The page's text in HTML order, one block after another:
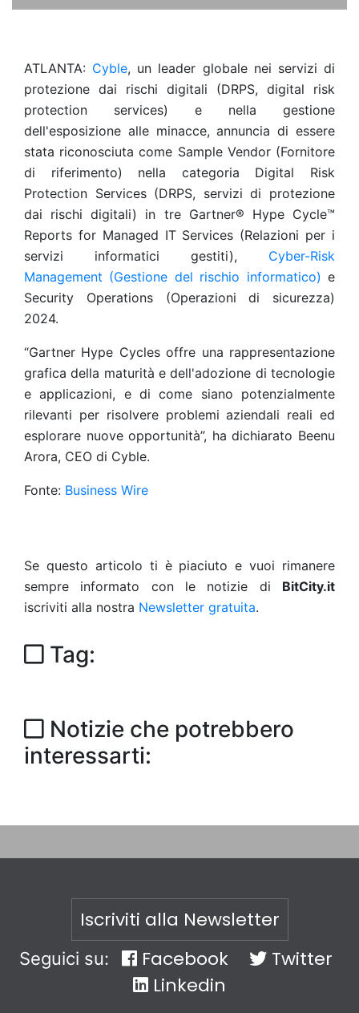
ATLANTA: Cyble, un leader globale nei servizi di
protezione dai rischi digitali (DRPS, digital risk
protection services) e nella gestione
dell'esposizione alle minacce, annuncia di essere
stata riconosciuta come Sample Vendor (Fornitore
di riferimento) nella categoria Digital Risk
Protection Services (DRPS, servizi di protezione
dai rischi digitali) in tre Gartner® Hype Cycle™
Reports for Managed IT Services (Relazioni per i
servizi informatici gestiti), Cyber-Risk
Management (Gestione del rischio informatico) e
Security Operations (Operazioni di sicurezza)
2024.
“Gartner Hype Cycles offre una rappresentazione
grafica della maturità e dell'adozione di tecnologie
e applicazioni, e di come siano potenzialmente
rilevanti per risolvere problemi aziendali reali ed
esplorare nuove opportunità”, ha dichiarato Beenu
Arora, CEO di Cyble.
Fonte: Business Wire
Se questo articolo ti è piaciuto e vuoi rimanere
sempre informato con le notizie di BitCity.it
iscriviti alla nostra Newsletter gratuita.
Tag:
Notizie che potrebbero
interessarti:
Iscriviti alla Newsletter
Seguici su: Facebook
Twitter
Linkedin